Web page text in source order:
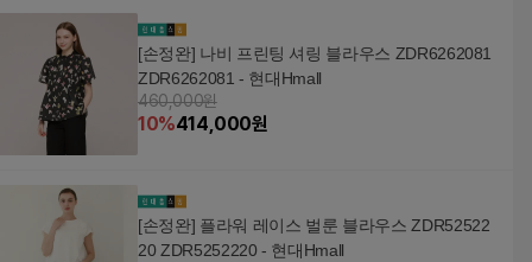
[손정완] 나비 프린팅 셔링 블라우스 ZDR6262081
ZDR6262081 - 현대Hmall
460,000원
10%414,000원
[손정완] 플라워 레이스 벌룬 블라우스 ZDR52522
20 ZDR5252220 - 현대Hmall